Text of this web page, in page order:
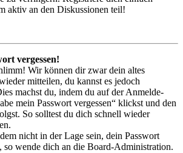
aktiv an den Diskussionen teil!
vergessen!
Wir können dir zwar dein altes
mitteilen, du kannst es jedoch
machst du, indem du auf der Anmelde-
mein Passwort vergessen“ klickst und den
So solltest du dich schnell wieder
nicht in der Lage sein, dein Passwort
so wende dich an die Board-Administration.